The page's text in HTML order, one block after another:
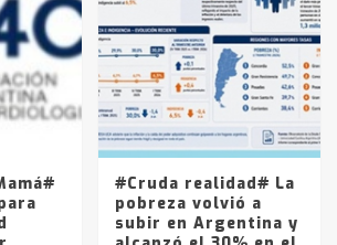
de Trenque Lauquen
precios de los combustibles en
desde YPF hasta Axion
857 a 1338 pesos
#Cruda realidad# La
pobreza volvió a
subir en Argentina y